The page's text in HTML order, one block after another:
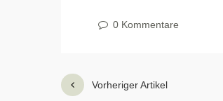
0 Kommentare
Vorheriger Artikel